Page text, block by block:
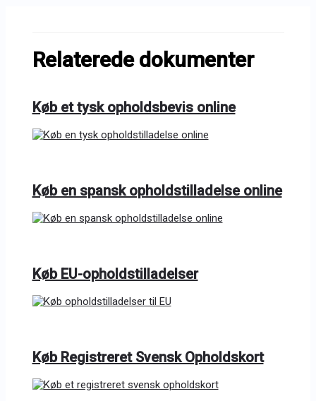
Relaterede dokumenter
Køb et tysk opholdsbevis online
Køb en spansk opholdstilladelse online
Køb EU-opholdstilladelser
Køb Registreret Svensk Opholdskort